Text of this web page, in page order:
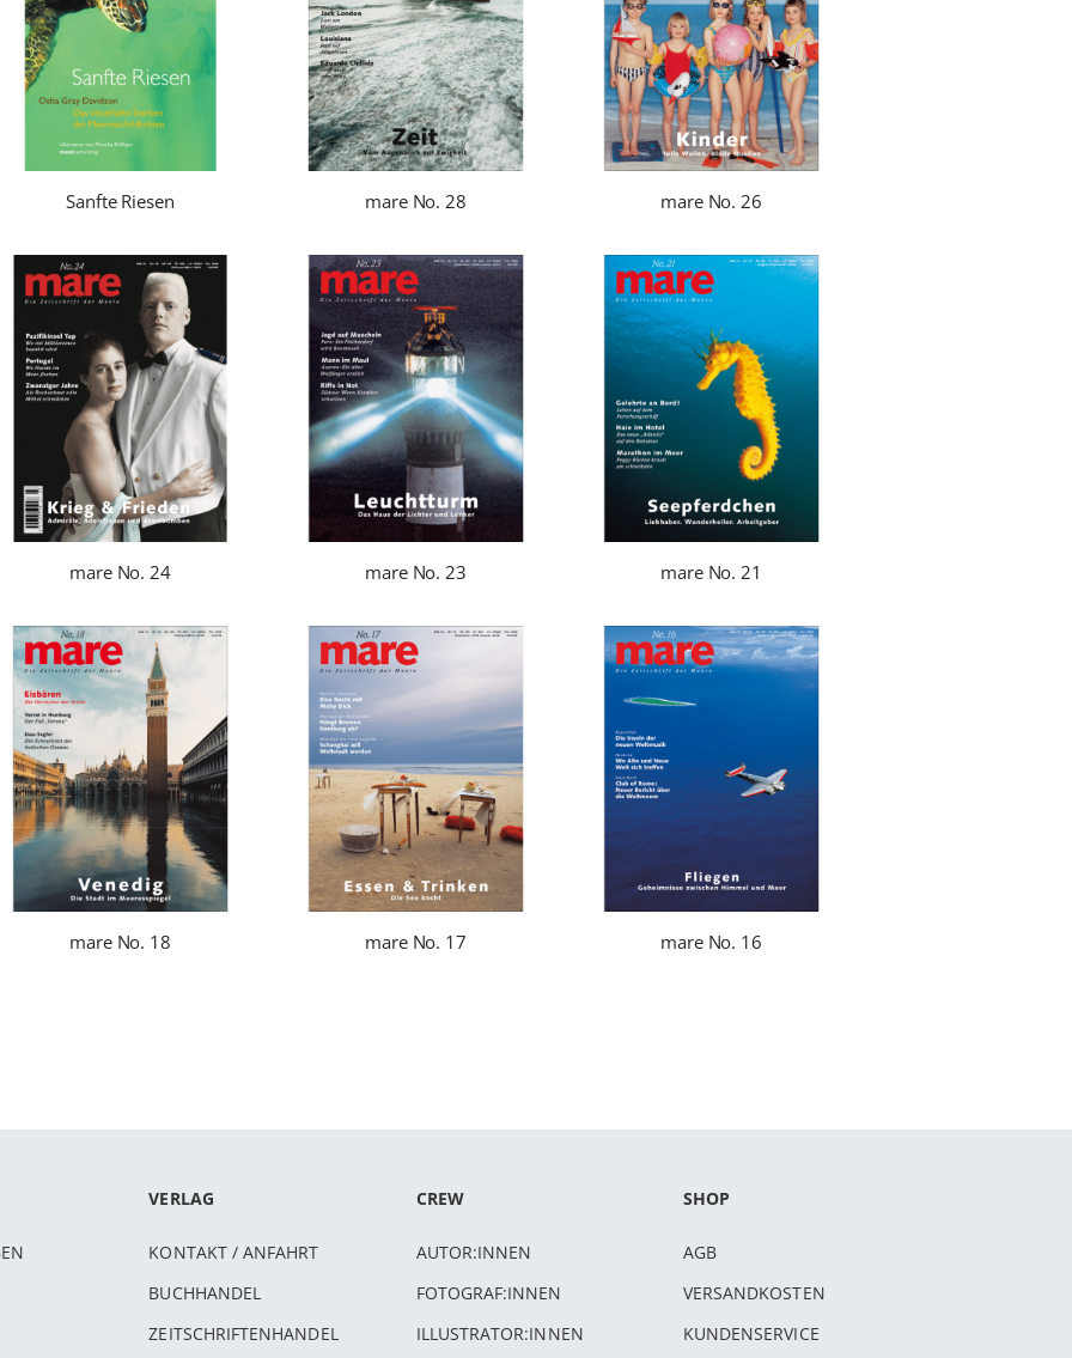
Sanfte Riesen mare No. 28 mare No. 26
mare No. 24 mare No. 23 mare No. 21
mare No. 18 mare No. 17 mare No. 16
VERLAG
KONTAKT / ANFAHRT
BUCHHANDEL
ZEITSCHRIFTENHANDEL
CREW
AUTOR:INNEN
FOTOGRAF:INNEN
ILLUSTRATOR:INNEN
SHOP
AGB
VERSANDKOSTEN
KUNDENSERVICE